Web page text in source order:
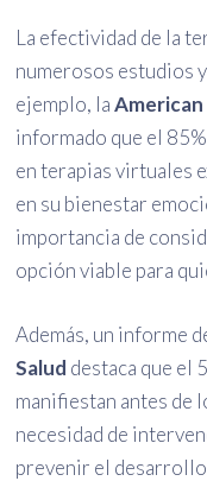
La efectividad de la
numerosos estudios
ejemplo, la
informado que el
en terapias virtuales
en su bienestar
importancia de
opción viable para
Además, un informe
Salud destaca que el
manifiestan antes de
necesidad de
prevenir el desarrollo